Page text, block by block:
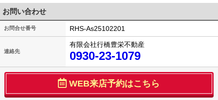
お問い合わせ
お問合せ番号 RHS-As25102201
連絡先
有限会社行橋豊栄不動産
0930-23-1079
WEB来店予約はこちら